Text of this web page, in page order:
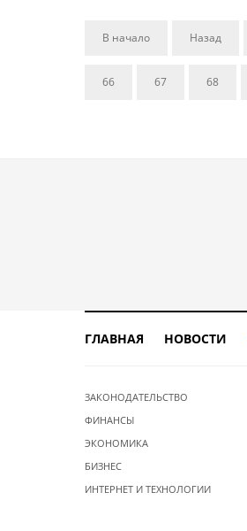
В начало Назад
66 67 68
ГЛАВНАЯ НОВОСТИ
ЗАКОНОДАТЕЛЬСТВО
ФИНАНСЫ
ЭКОНОМИКА
БИЗНЕС
ИНТЕРНЕТ И ТЕХНОЛОГИИ